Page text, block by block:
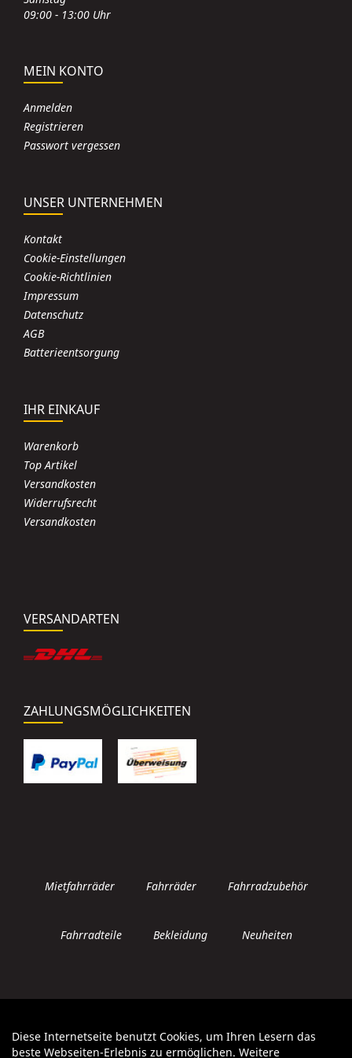
09:00 - 13:00 Uhr
MEIN KONTO
Anmelden
Registrieren
Passwort vergessen
UNSER UNTERNEHMEN
Kontakt
Cookie-Einstellungen
Cookie-Richtlinien
Impressum
Datenschutz
AGB
Batterieentsorgung
IHR EINKAUF
Warenkorb
Top Artikel
Versandkosten
Widerrufsrecht
Versandkosten
VERSANDARTEN
ZAHLUNGSMÖGLICHKEITEN
Mietfahrräder Fahrräder Fahrradzubehör
Fahrradteile Bekleidung Neuheiten
Diese Internetseite benutzt Cookies, um Ihren Lesern das
beste Webseiten-Erlebnis zu ermöglichen. Weitere
Auftrag widerrufen